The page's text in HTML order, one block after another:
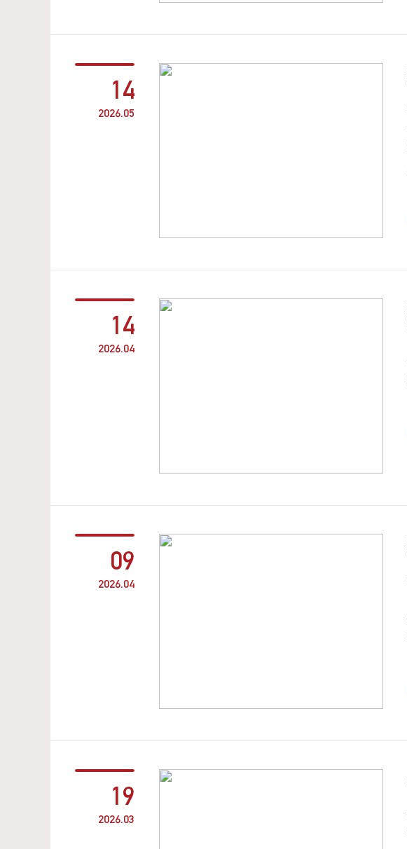
14
2026.05
14
2026.04
09
2026.04
19
2026.03